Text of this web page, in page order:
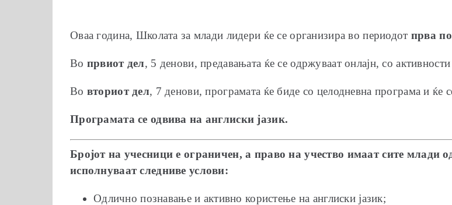
Оваа година, Школата за млади лидери ќе се организира во периодот прва
Во првиот дел, 5 денови, предавањата ќе се одржуваат онлајн, со
Во вториот дел, 7 денови, програмата ќе биде со целодневна програма и
Програмата се одвива на англиски јазик.
Бројот на учесници е ограничен, а право на учество имаат сите млади
исполнуваат следниве услови:
Одлично познавање и активно користење на англиски јазик;